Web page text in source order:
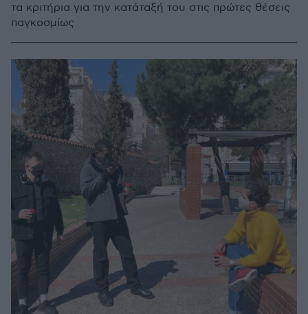
τα κριτήρια για την κατάταξή του στις πρώτες θέσεις
παγκοσμίως